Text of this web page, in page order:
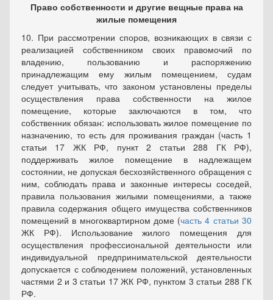
Право собственности и другие вещные права на
жилые помещения
10. При рассмотрении споров, возникающих в связи с
реализацией собственником своих правомочий по
владению, пользованию и распоряжению
принадлежащим ему жилым помещением, судам
следует учитывать, что законом установлены пределы
осуществления права собственности на жилое
помещение, которые заключаются в том, что
собственник обязан: использовать жилое помещение по
назначению, то есть для проживания граждан (часть 1
статьи 17 ЖК РФ, пункт 2 статьи 288 ГК РФ),
поддерживать жилое помещение в надлежащем
состоянии, не допуская бесхозяйственного обращения с
ним, соблюдать права и законные интересы соседей,
правила пользования жилыми помещениями, а также
правила содержания общего имущества собственников
помещений в многоквартирном доме (часть 4 статьи 30
ЖК РФ). Использование жилого помещения для
осуществления профессиональной деятельности или
индивидуальной предпринимательской деятельности
допускается с соблюдением положений, установленных
частями 2 и 3 статьи 17 ЖК РФ, пунктом 3 статьи 288 ГК
РФ.